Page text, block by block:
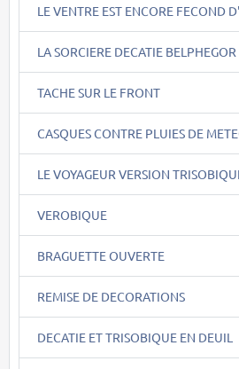
LE VENTRE EST ENCORE FECOND D'
LA SORCIERE DECATIE BELPHEGOR
TACHE SUR LE FRONT
CASQUES CONTRE PLUIES DE
LE VOYAGEUR VERSION
VEROBIQUE
BRAGUETTE OUVERTE
REMISE DE DECORATIONS
DECATIE ET TRISOBIQUE EN DEUIL